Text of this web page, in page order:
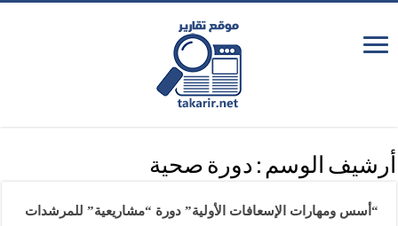
أرشيف الوسم : دورة صحية
“أسس ومهارات الإسعافات الأولية” دورة “مشاريعية” للمرشدات